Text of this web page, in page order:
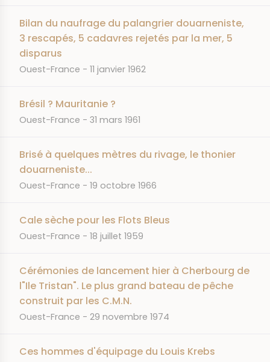
Bilan du naufrage du palangrier douarneniste,
3 rescapés, 5 cadavres rejetés par la mer, 5
disparus
JOURNAL
Ouest-France DATE
11 janvier 1962
Brésil ? Mauritanie ?
JOURNAL
Ouest-France DATE
31 mars 1961
Brisé à quelques mètres du rivage, le thonier
douarneniste...
JOURNAL
Ouest-France DATE
19 octobre 1966
Cale sèche pour les Flots Bleus
JOURNAL
Ouest-France DATE
18 juillet 1959
Cérémonies de lancement hier à Cherbourg de
l"Ile Tristan". Le plus grand bateau de pêche
construit par les C.M.N.
JOURNAL
Ouest-France DATE
29 novembre 1974
Ces hommes d'équipage du Louis Krebs